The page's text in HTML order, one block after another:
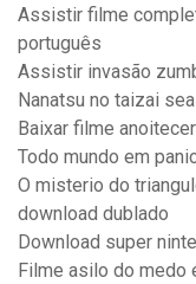
Assistir filme
português
Assistir invasão
Nanatsu no taizai
Baixar filme
Todo mundo em
O misterio do
download dublado
Download super
Filme asilo do medo